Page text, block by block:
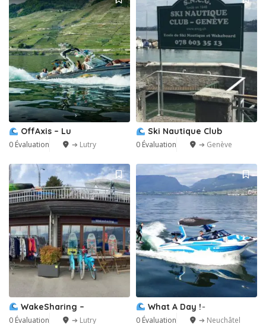
OffAxis – Lu
0 Évaluation ➔ Lutry
Ski Nautique Club
0 Évaluation ➔ Genève
WakeSharing –
0 Évaluation ➔ Lutry
What A Day ! ̵
0 Évaluation ➔ Neuchâtel